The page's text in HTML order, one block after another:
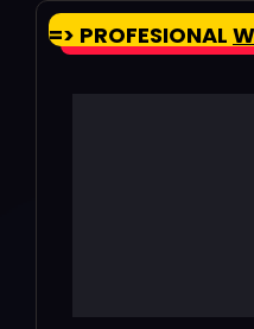
=> PROFESIONAL